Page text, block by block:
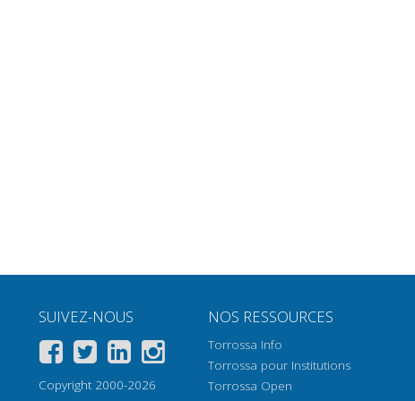
SUIVEZ-NOUS
Copyright 2000-2026
NOS RESSOURCES
Torrossa Info
Torrossa pour Institutions
Torrossa Open